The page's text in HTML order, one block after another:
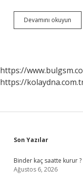
Devamını okuyun
https://
https://
Sidebar
Son Yazılar
Binder kaç saatte kurur ?
Ağustos 6, 2026